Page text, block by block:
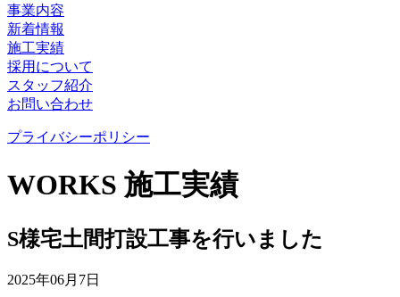
事業内容
新着情報
施工実績
採用について
スタッフ紹介
お問い合わせ
プライバシーポリシー
WORKS 施工実績
S様宅土間打設工事を行いました
2025年06月7日